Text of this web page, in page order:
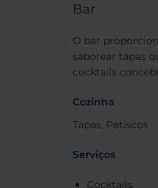
Bar
O bar
saborear tapas
cocktails
Cozinha
Tapas, Petiscos
Serviços
Cocktails